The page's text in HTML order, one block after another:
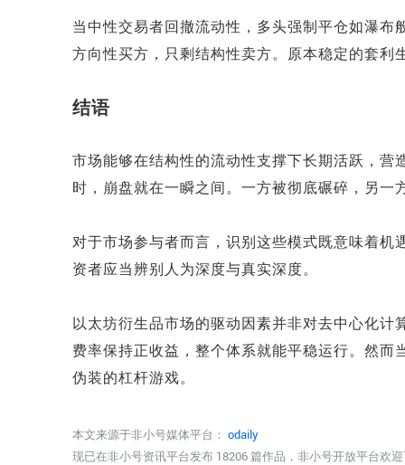
当中性交易者回撤流动性，多头强制平仓如瀑
方向性买方，只剩结构性卖方。原本稳定的套
结语
市场能够在结构性的流动性支撑下长期活跃，
时，崩盘就在一瞬之间。一方被彻底碾碎，另一
对于市场参与者而言，识别这些模式既意味着
资者应当辨别人为深度与真实深度。
以太坊衍生品市场的驱动因素并非对去中心化
费率保持正收益，整个体系就能平稳运行。然
伪装的杠杆游戏。
本文来源于非小号媒体平台： odaily
现已在非小号资讯平台发布 18206 篇作品，非小号开放平台欢